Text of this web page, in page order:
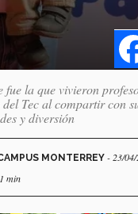
la que vivieron
Tec al compartir con
y diversión
MONTERREY - 23/
min